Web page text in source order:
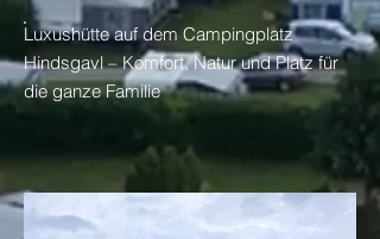
Luxushütte auf dem Campingplatz
Hindsgavl – Komfort, Natur und Platz für
die ganze Familie